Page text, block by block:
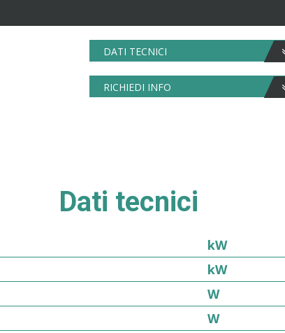
DATI TECNICI
RICHIEDI INFO
Dati tecnici
kW
kW
W
W